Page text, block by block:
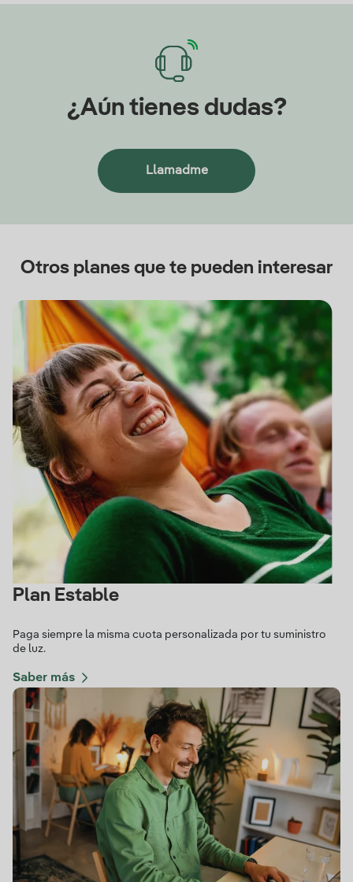
¿Aún tienes dudas?
Llamadme
Otros planes que te pueden interesar
Plan Estable
Paga siempre la misma cuota personalizada por tu suministro
de luz.
Saber más